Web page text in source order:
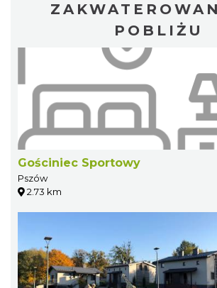
POBLIŻU
Gościniec Sportowy
Pszów
2.73 km